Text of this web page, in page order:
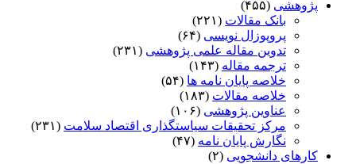
پژوهشی (۴۵۵)
بانک مقالات (۲۲۱)
پروپوزال نویسی (۶۴)
تدوین مقاله علمی پژوهشی (۲۳۱)
ترجمه مقاله (۱۴۳)
خلاصه پایان نامه ها (۵۴)
خلاصه مقالات (۱۸۳)
عناوین پژوهشی (۱۰۶)
مرکز تحقیقات سیاستگذاری اقتصاد سلامت (۲۳۱)
نگارش پایان نامه (۴۷)
کارهای دانشجویی (۲)